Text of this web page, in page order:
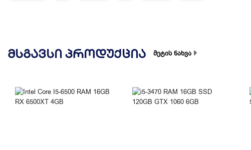
ᲛᲡᲒᲐᲕᲡᲘ ᲞᲠᲝᲓᲣᲥᲪᲘᲐ მეტის ნახვა